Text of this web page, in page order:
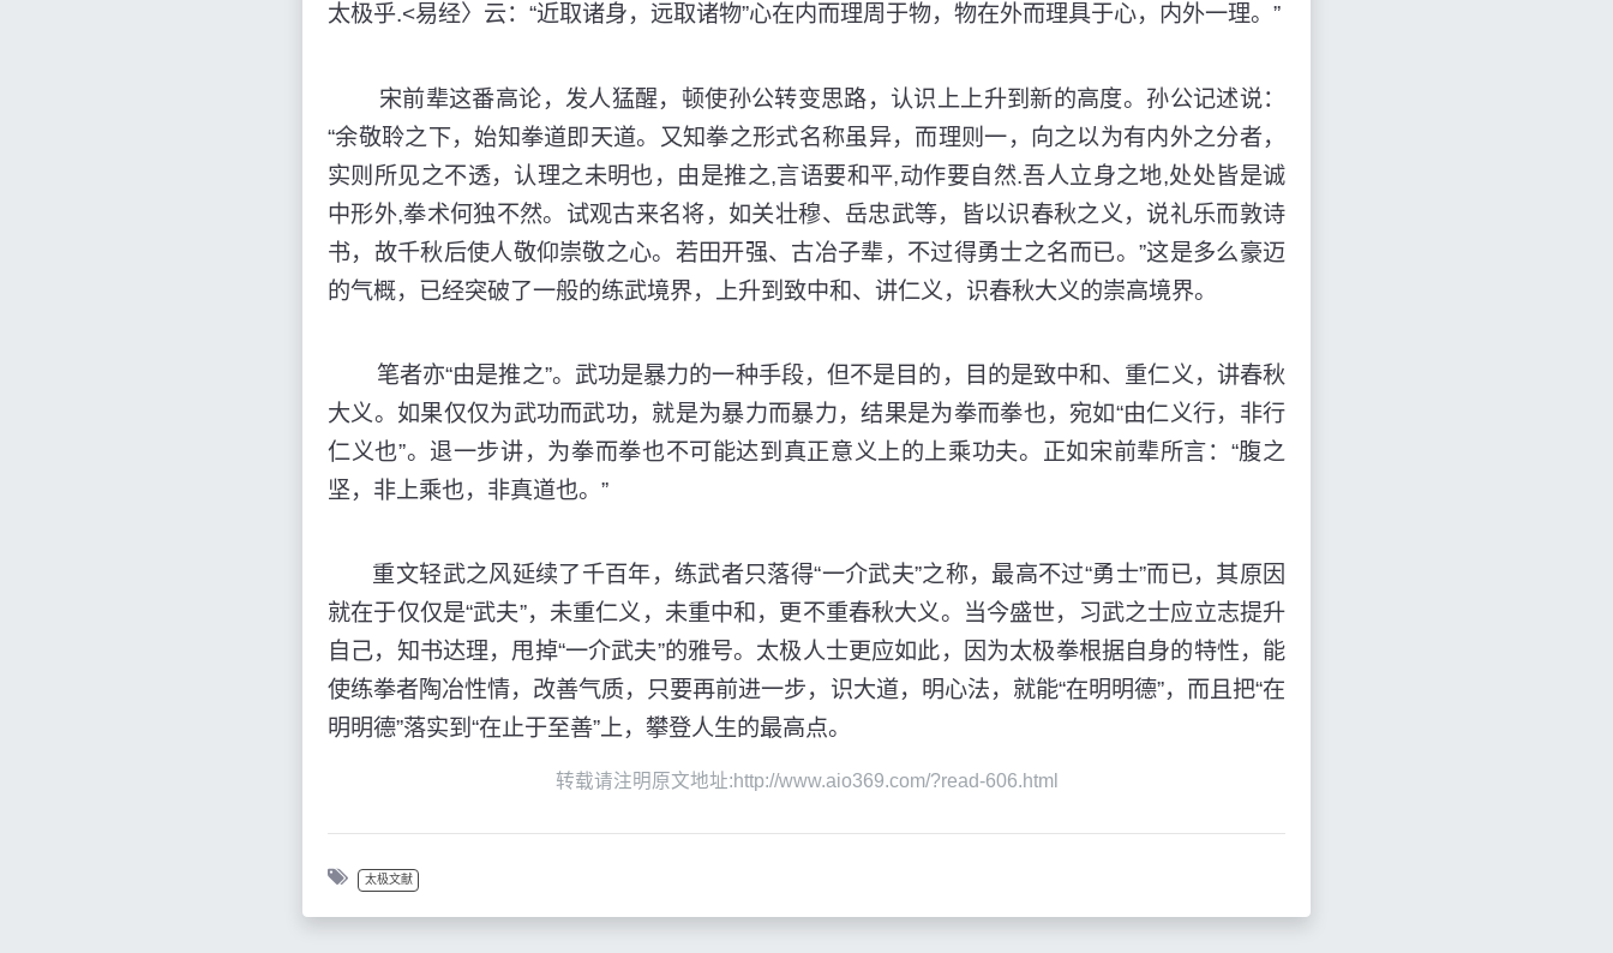
太极乎.<易经〉云：“近取诸身，远取诸物”心在内而理周于物，物在外而理具于心，内外一理。”
宋前辈这番高论，发人猛醒，顿使孙公转变思路，认识上上升到新的高度。孙公记述说：
“余敬聆之下，始知拳道即天道。又知拳之形式名称虽异，而理则一，向之以为有内外之分者，
实则所见之不透，认理之未明也，由是推之,言语要和平,动作要自然.吾人立身之地,处处皆是诚
中形外,拳术何独不然。试观古来名将，如关壮穆、岳忠武等，皆以识春秋之义，说礼乐而敦诗
书，故千秋后使人敬仰崇敬之心。若田开强、古冶子辈，不过得勇士之名而已。”这是多么豪迈
的气概，已经突破了一般的练武境界，上升到致中和、讲仁义，识春秋大义的崇高境界。
笔者亦“由是推之”。武功是暴力的一种手段，但不是目的，目的是致中和、重仁义，讲春秋
大义。如果仅仅为武功而武功，就是为暴力而暴力，结果是为拳而拳也，宛如“由仁义行，非行
仁义也”。退一步讲，为拳而拳也不可能达到真正意义上的上乘功夫。正如宋前辈所言：“腹之
坚，非上乘也，非真道也。”
重文轻武之风延续了千百年，练武者只落得“一介武夫”之称，最高不过“勇士”而已，其原因
就在于仅仅是“武夫”，未重仁义，未重中和，更不重春秋大义。当今盛世，习武之士应立志提升
自己，知书达理，甩掉“一介武夫”的雅号。太极人士更应如此，因为太极拳根据自身的特性，能
使练拳者陶冶性情，改善气质，只要再前进一步，识大道，明心法，就能“在明明德”，而且把“在
明明德”落实到“在止于至善”上，攀登人生的最高点。
转载请注明原文地址:http://www.aio369.com/?read-606.html
太极文献